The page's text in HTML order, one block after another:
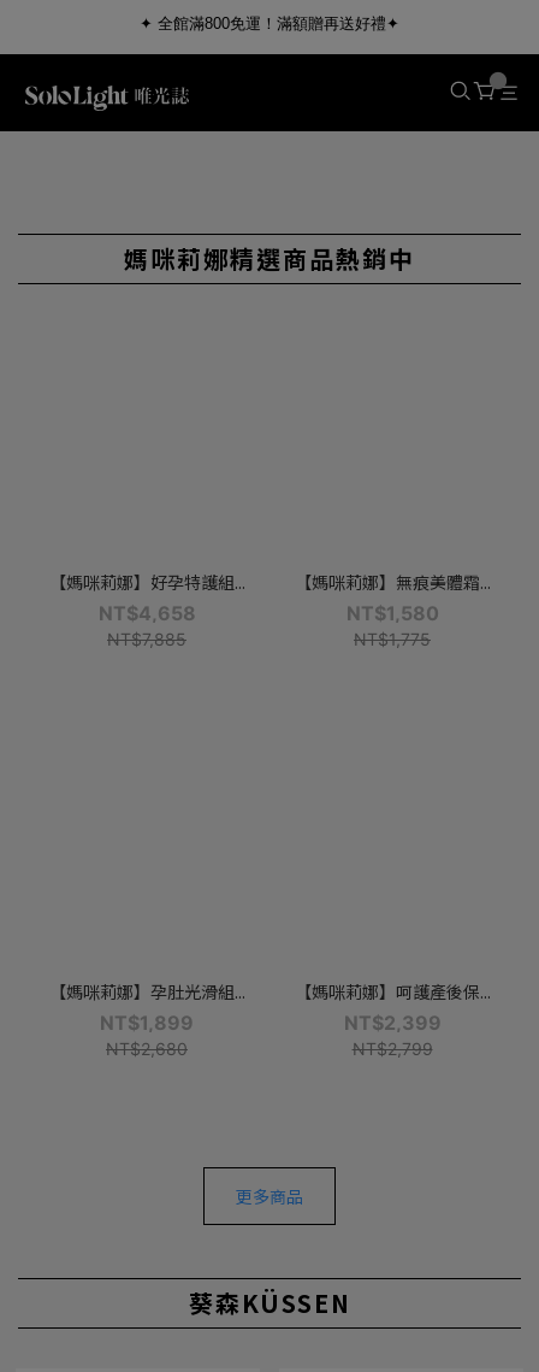
✦ 全館滿800免運！滿額贈再送好禮✦
媽咪莉娜精選商品熱銷中
【媽咪莉娜】好孕特護組...
NT$4,658
NT$7,885
【媽咪莉娜】無痕美體霜...
NT$1,580
NT$1,775
【媽咪莉娜】孕肚光滑組...
NT$1,899
NT$2,680
【媽咪莉娜】呵護產後保...
NT$2,399
NT$2,799
更多商品
葵森KÜSSEN